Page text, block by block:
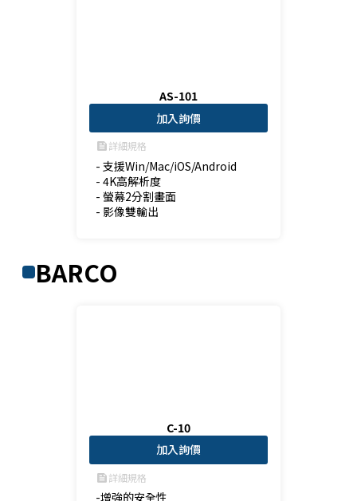
AS-101
加入詢價
feed詳細規格
- 支援Win/Mac/iOS/Android
- 4K高解析度
- 螢幕2分割畫面
- 影像雙輸出
BARCO
C-10
加入詢價
feed詳細規格
-增強的安全性